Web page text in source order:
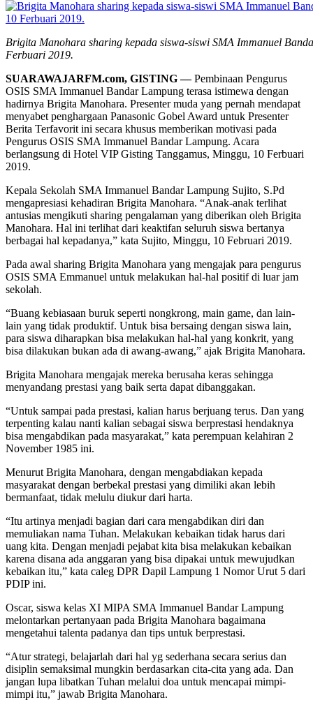
Brigita Manohara sharing kepada siswa-siswi SMA Immanuel
Ferbuari 2019.
SUARAWAJARFM.com, GISTING —Pembinaan Pengurus
OSIS SMA Immanuel Bandar Lampung terasa istimewa dengan
hadirnya Brigita Manohara. Presenter muda yang pernah mendapat
menyabet penghargaan Panasonic Gobel Award untuk Presenter
Berita Terfavorit ini secara khusus memberikan motivasi pada
Pengurus OSIS SMA Immanuel Bandar Lampung. Acara
berlangsung di Hotel VIP Gisting Tanggamus, Minggu, 10 Ferbuari
2019.
Kepala Sekolah SMA Immanuel Bandar Lampung Sujito, S.Pd
mengapresiasi kehadiran Brigita Manohara. “Anak-anak terlihat
antusias mengikuti sharing pengalaman yang diberikan oleh Brigita
Manohara. Hal ini terlihat dari keaktifan seluruh siswa bertanya
berbagai hal kepadanya,” kata Sujito, Minggu, 10 Februari 2019.
Pada awal sharing Brigita Manohara yang mengajak para pengurus
OSIS SMA Emmanuel untuk melakukan hal-hal positif di luar jam
sekolah.
“Buang kebiasaan buruk seperti nongkrong, main game, dan lain-
lain yang tidak produktif. Untuk bisa bersaing dengan siswa lain,
para siswa diharapkan bisa melakukan hal-hal yang konkrit, yang
bisa dilakukan bukan ada di awang-awang,” ajak Brigita Manohara.
Brigita Manohara mengajak mereka berusaha keras sehingga
menyandang prestasi yang baik serta dapat dibanggakan.
“Untuk sampai pada prestasi, kalian harus berjuang terus. Dan yang
terpenting kalau nanti kalian sebagai siswa berprestasi hendaknya
bisa mengabdikan pada masyarakat,” kata perempuan kelahiran 2
November 1985 ini.
Menurut Brigita Manohara, dengan mengabdiakan kepada
masyarakat dengan berbekal prestasi yang dimiliki akan lebih
bermanfaat, tidak melulu diukur dari harta.
“Itu artinya menjadi bagian dari cara mengabdikan diri dan
memuliakan nama Tuhan. Melakukan kebaikan tidak harus dari
uang kita. Dengan menjadi pejabat kita bisa melakukan kebaikan
karena disana ada anggaran yang bisa dipakai untuk mewujudkan
kebaikan itu,” kata caleg DPR Dapil Lampung 1 Nomor Urut 5 dari
PDIP ini.
Oscar, siswa kelas XI MIPA SMA Immanuel Bandar Lampung
melontarkan pertanyaan pada Brigita Manohara bagaimana
mengetahui talenta padanya dan tips untuk berprestasi.
“Atur strategi, belajarlah dari hal yg sederhana secara serius dan
disiplin semaksimal mungkin berdasarkan cita-cita yang ada. Dan
jangan lupa libatkan Tuhan melalui doa untuk mencapai mimpi-
mimpi itu,” jawab Brigita Manohara.